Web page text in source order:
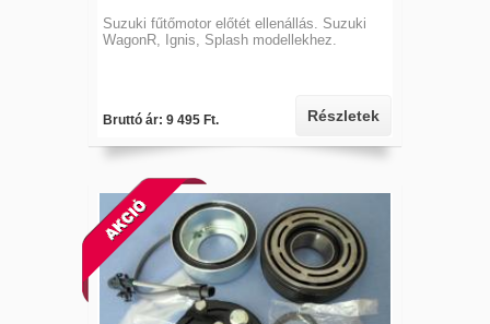
Suzuki fűtőmotor előtét ellenállás. Suzuki
WagonR, Ignis, Splash modellekhez.
Bruttó ár: 9 495 Ft. Részletek